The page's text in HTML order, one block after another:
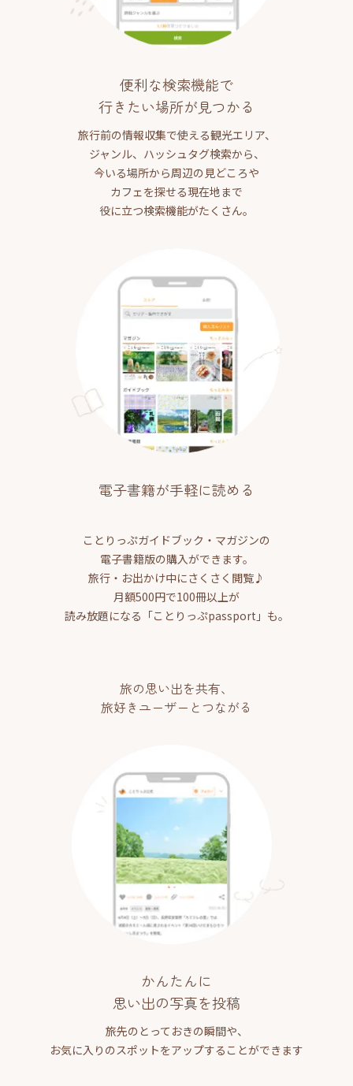
便利な検索機能で
行きたい場所が見つかる
旅行前の情報収集で使える観光エリア、
ジャンル、ハッシュタグ検索から、
今いる場所から周辺の見どころや
カフェを探せる現在地まで
役に立つ検索機能がたくさん。
電子書籍が手軽に読める
ことりっぷガイドブック・マガジンの
電子書籍版の購入ができます。
旅行・お出かけ中にさくさく閲覧♪
月額500円で100冊以上が
読み放題になる「ことりっぷpassport」も。
旅の思い出を共有、
旅好きユーザーとつながる
かんたんに
思い出の写真を投稿
旅先のとっておきの瞬間や、
お気に入りのスポットをアップすることができます